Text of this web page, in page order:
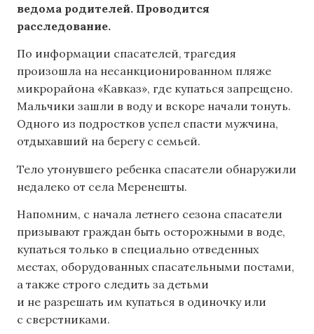
ведома родителей. Проводится
расследование.
По информации спасателей, трагедия
произошла на несанкционированном пляже
микрорайона «Кавказ», где купаться запрещено.
Мальчики зашли в воду и вскоре начали тонуть.
Одного из подростков успел спасти мужчина,
отдыхавший на берегу с семьей.
Тело утонувшего ребенка спасатели обнаружили
недалеко от села Меренешты.
Напомним, с начала летнего сезона спасатели
призывают граждан быть осторожными в воде,
купаться только в специально отведенных
местах, оборудованных спасательными постами,
а также строго следить за детьми
и не разрешать им купаться в одиночку или
с сверстниками.